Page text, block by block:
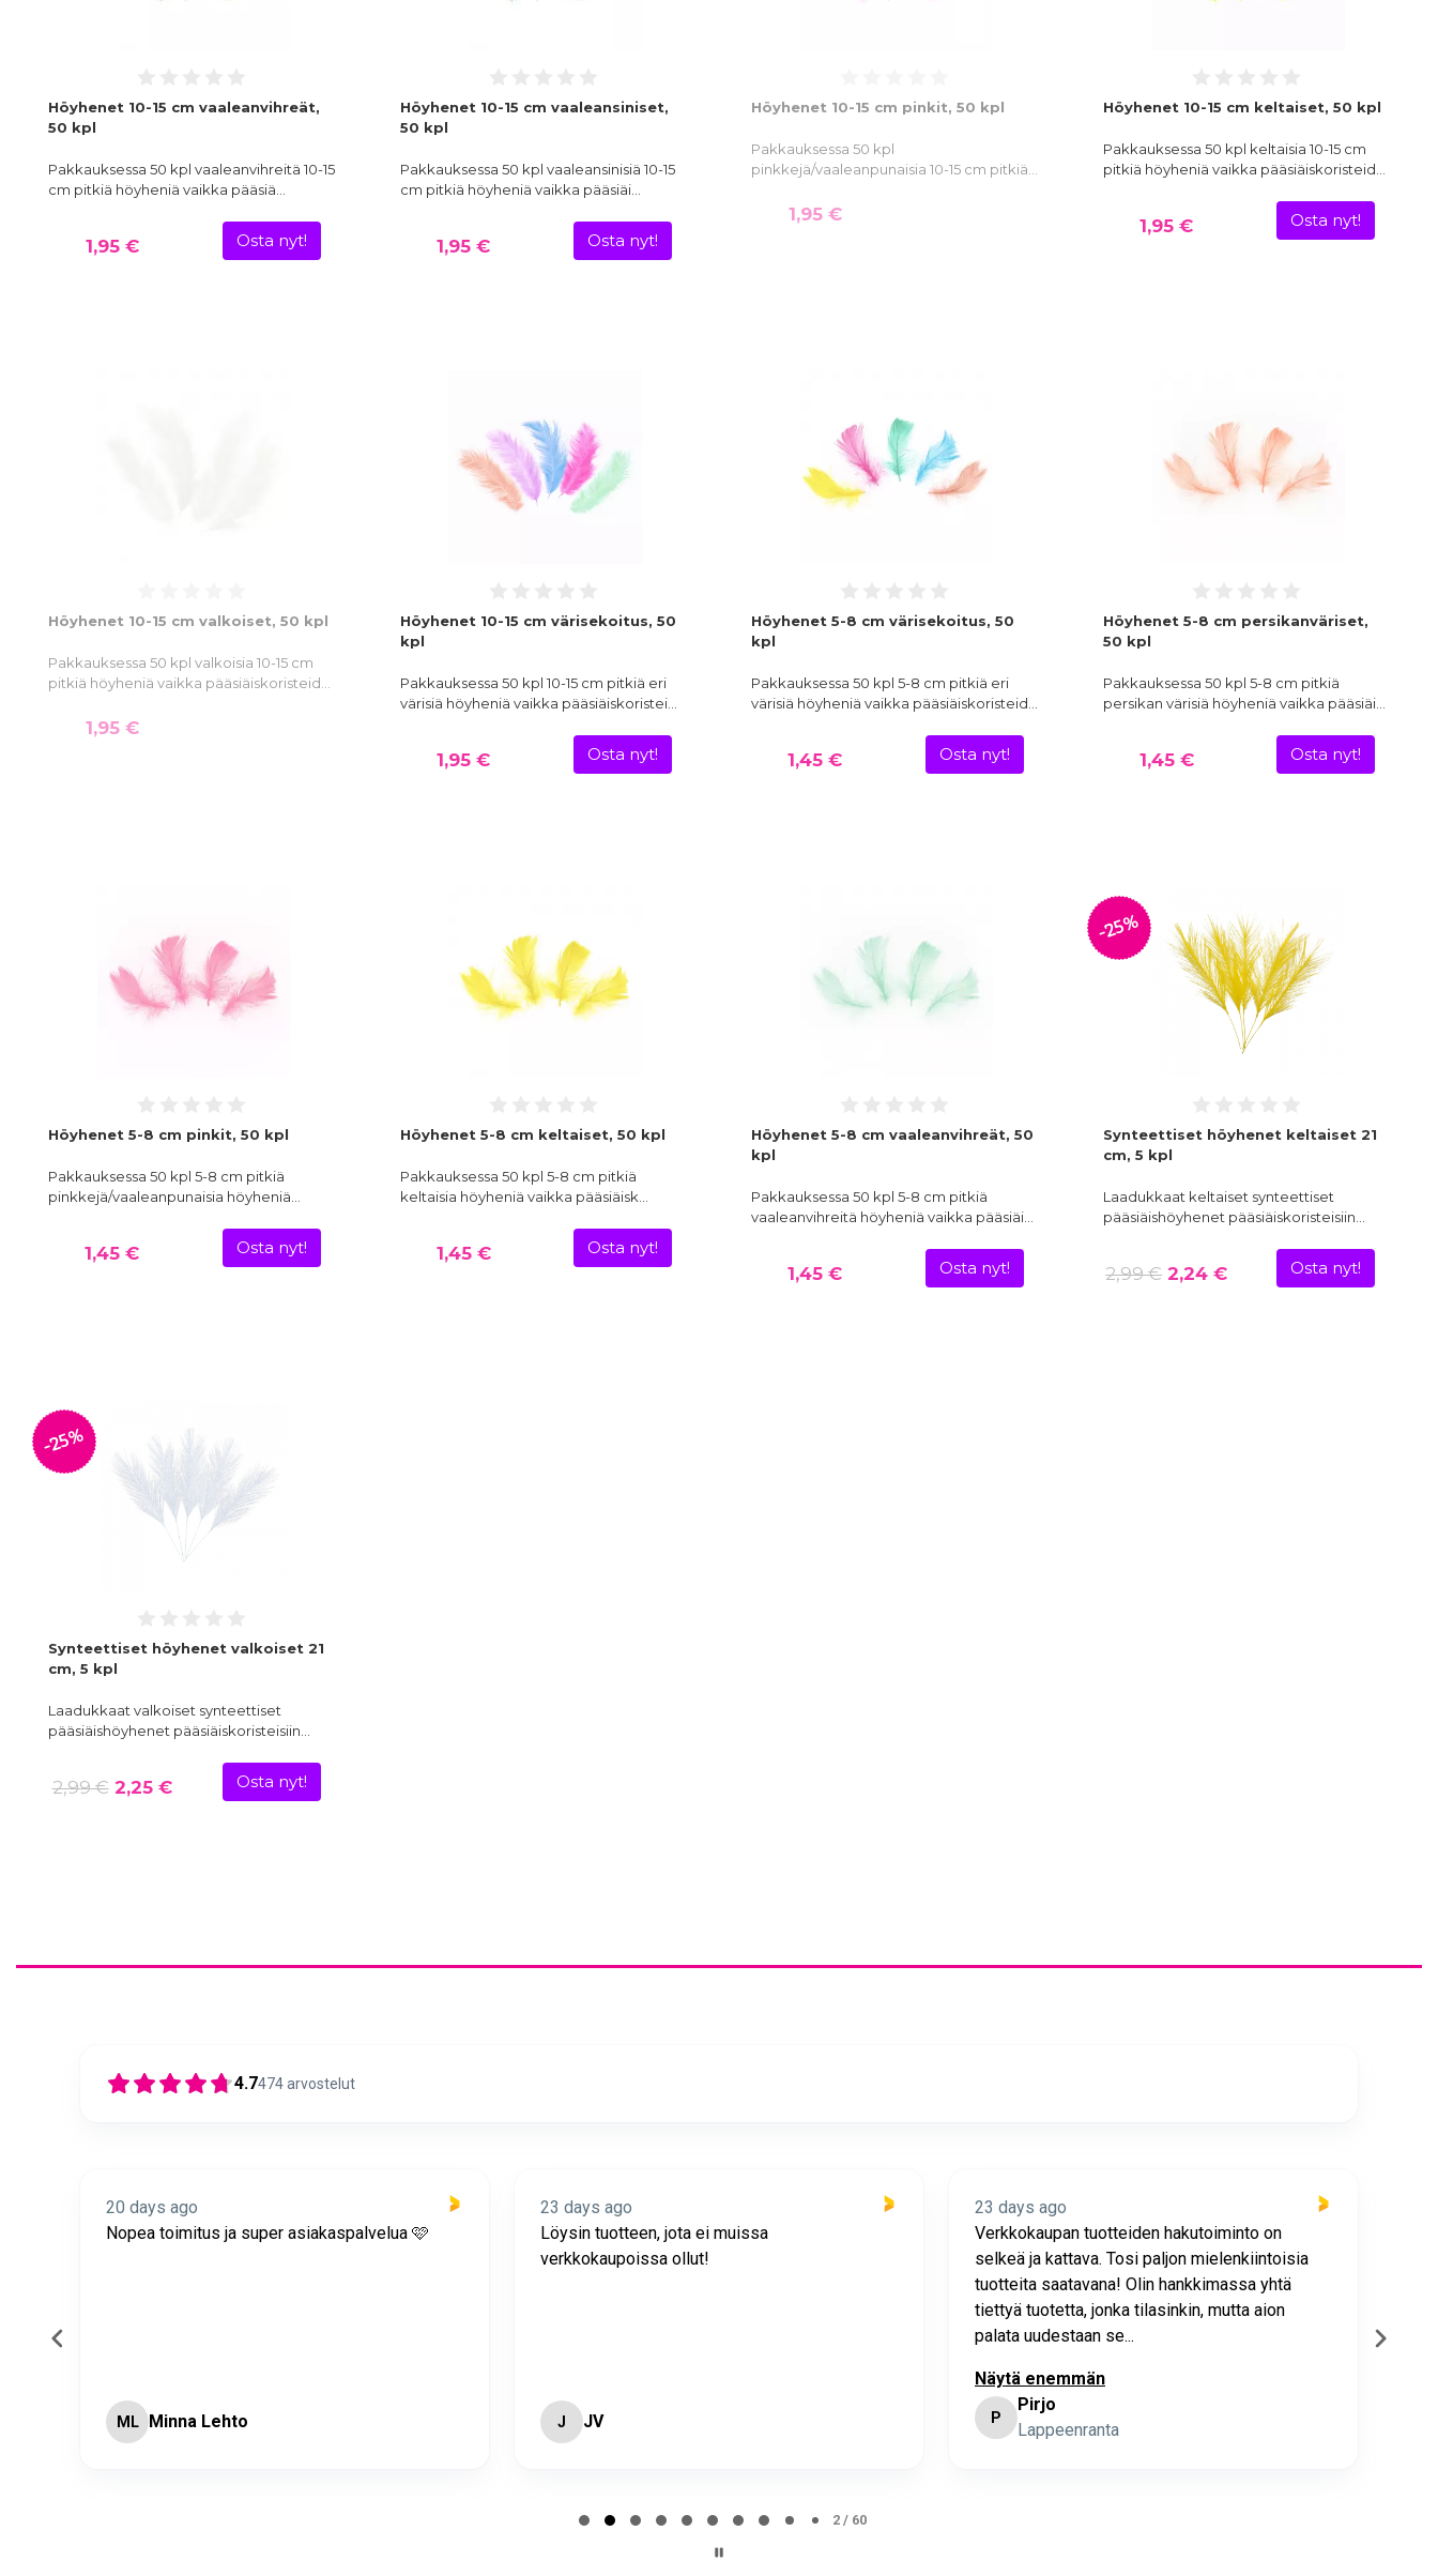
Höyhenet 10-15 cm vaaleanvihreät,
50 kpl
Pakkauksessa 50 kpl vaaleanvihreitä 10-15
cm pitkiä höyheniä vaikka pääsiä…
1,95 € Osta nyt!
Höyhenet 10-15 cm vaaleansiniset,
50 kpl
Pakkauksessa 50 kpl vaaleansinisiä 10-15
cm pitkiä höyheniä vaikka pääsiäi…
1,95 € Osta nyt!
Höyhenet 10-15 cm pinkit, 50 kpl
Pakkauksessa 50 kpl
pinkkejä/vaaleanpunaisia 10-15 cm pitkiä…
1,95 €
Höyhenet 10-15 cm keltaiset, 50 kpl
Pakkauksessa 50 kpl keltaisia 10-15 cm
pitkiä höyheniä vaikka pääsiäiskoristeid…
1,95 € Osta nyt!
Höyhenet 10-15 cm valkoiset, 50 kpl
Pakkauksessa 50 kpl valkoisia 10-15 cm
pitkiä höyheniä vaikka pääsiäiskoristeid…
1,95 €
Höyhenet 10-15 cm värisekoitus, 50
kpl
Pakkauksessa 50 kpl 10-15 cm pitkiä eri
värisiä höyheniä vaikka pääsiäiskoristei…
1,95 € Osta nyt!
Höyhenet 5-8 cm värisekoitus, 50
kpl
Pakkauksessa 50 kpl 5-8 cm pitkiä eri
värisiä höyheniä vaikka pääsiäiskoristeid…
1,45 € Osta nyt!
Höyhenet 5-8 cm persikanväriset,
50 kpl
Pakkauksessa 50 kpl 5-8 cm pitkiä
persikan värisiä höyheniä vaikka pääsiäi…
1,45 € Osta nyt!
Höyhenet 5-8 cm pinkit, 50 kpl
Pakkauksessa 50 kpl 5-8 cm pitkiä
pinkkejä/vaaleanpunaisia höyheniä…
1,45 € Osta nyt!
Höyhenet 5-8 cm keltaiset, 50 kpl
Pakkauksessa 50 kpl 5-8 cm pitkiä
keltaisia höyheniä vaikka pääsiäisk…
1,45 € Osta nyt!
Höyhenet 5-8 cm vaaleanvihreät, 50
kpl
Pakkauksessa 50 kpl 5-8 cm pitkiä
vaaleanvihreitä höyheniä vaikka pääsiäi…
1,45 € Osta nyt!
-25%
Synteettiset höyhenet keltaiset 21
cm, 5 kpl
Laadukkaat keltaiset synteettiset
pääsiäishöyhenet pääsiäiskoristeisiin…
2,99 € 2,24 € Osta nyt!
-25%
Synteettiset höyhenet valkoiset 21
cm, 5 kpl
Laadukkaat valkoiset synteettiset
pääsiäishöyhenet pääsiäiskoristeisiin…
2,99 €2,25 € Osta nyt!
4.7474arvostelut
20 days ago
Nopea toimitus ja super asiakaspalvelua 🩷
ML Minna Lehto
23 days ago
Löysin tuotteen, jota ei muissa
verkkokaupoissa ollut!
J JV
23 days ago
Verkkokaupan tuotteiden hakutoiminto on
selkeä ja kattava. Tosi paljon mielenkiintoisia
tuotteita saatavana! Olin hankkimassa yhtä
tiettyä tuotetta, jonka tilasinkin, mutta aion
palata uudestaan se...
Näytä enemmän
P
Pirjo
Lappeenranta
2 / 60